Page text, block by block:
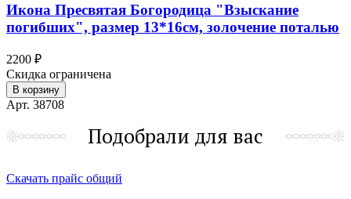
Икона Пресвятая Богородица "Взыскание
погибших", размер 13*16см, золочение поталью
2200 ₽
Скидка ограничена
В корзину
Арт. 38708
Подобрали для вас
Скачать прайс общий